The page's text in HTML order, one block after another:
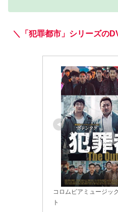
＼「犯罪都市」シリーズの
コロムビアミュージッ
ト